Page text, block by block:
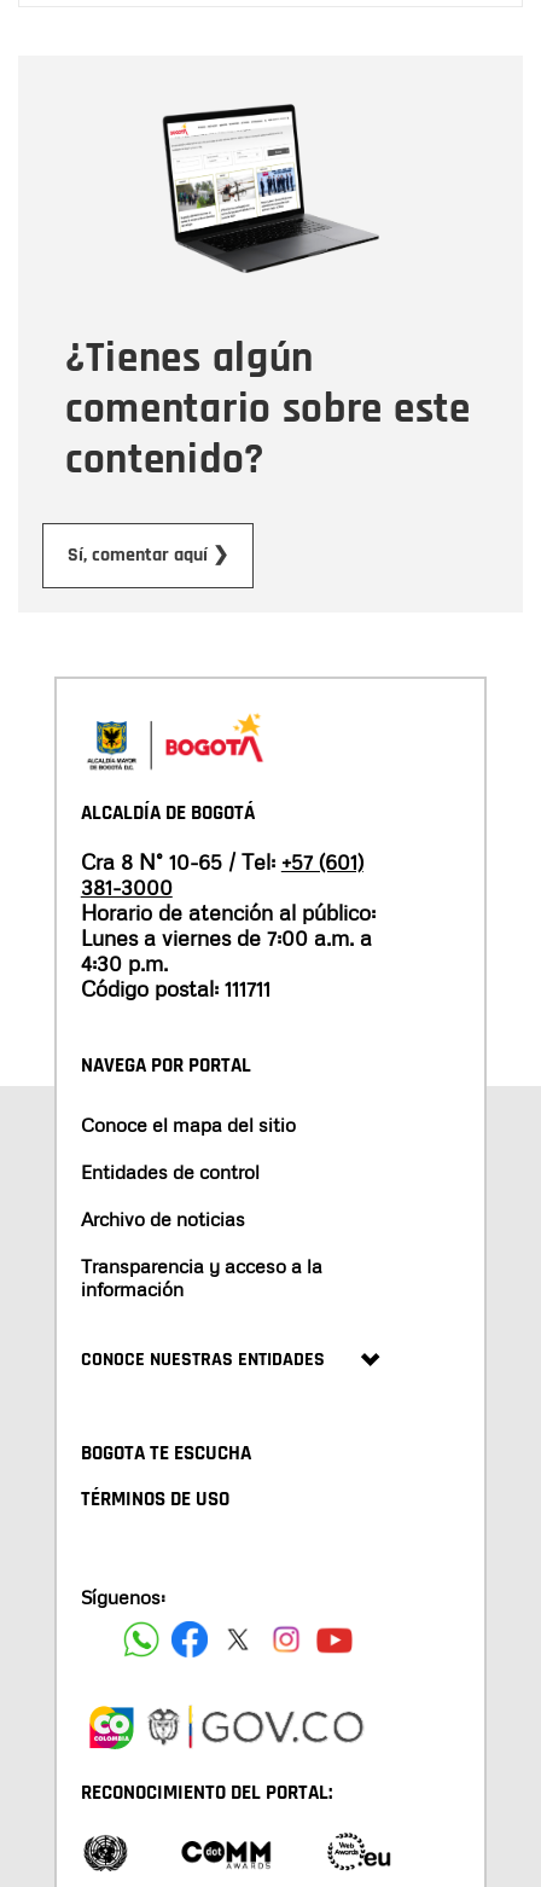
¿Tienes algún
comentario sobre este
contenido?
Sí, comentar aquí ❯
Correo electrónico
Tipo de comentario
Mensaje
ALCALDÍA DE BOGOTÁ
Cra 8 N° 10-65 / Tel: +57 (601)
381-3000
Horario de atención al público:
Lunes a viernes de 7:00 a.m. a
4:30 p.m.
Código postal: 111711
NAVEGA POR PORTAL
Conoce el mapa del sitio
Entidades de control
Archivo de noticias
Transparencia y acceso a la
información
CONOCE NUESTRAS ENTIDADES
BOGOTA TE ESCUCHA
TÉRMINOS DE USO
Síguenos:
RECONOCIMIENTO DEL PORTAL: